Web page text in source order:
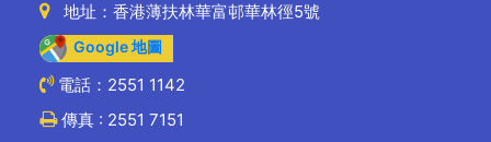
地址：香港薄扶林華富邨華林徑5號
Google 地圖
電話：2551 1142
傳真 : 2551 7151